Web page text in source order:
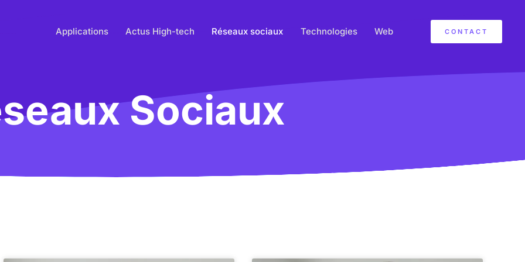
Applications Actus High-tech Réseaux sociaux Technologies Web CONTACT
Sociaux